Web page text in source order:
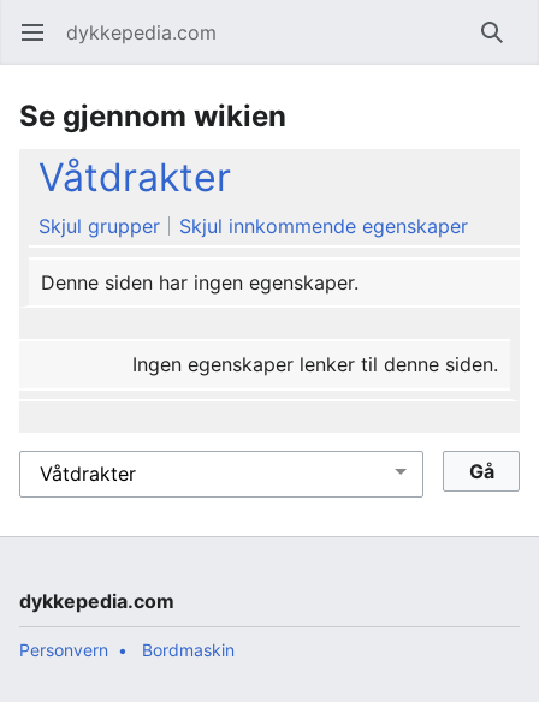
Åpne hovedmenyen dykkepedia.com Søk
Se gjennom wikien
Våtdrakter
Skjul grupper Skjul innkommende egenskaper
Denne siden har ingen egenskaper.
Ingen egenskaper lenker til denne siden.
dykkepedia.com
Personvern Bordmaskin